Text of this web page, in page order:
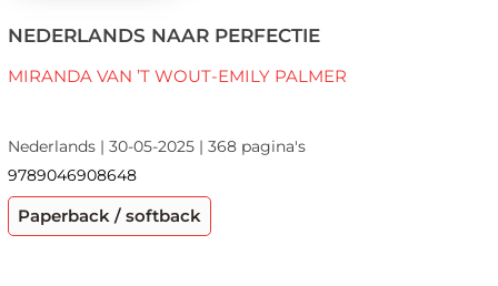
NEDERLANDS NAAR PERFECTIE
MIRANDA VAN ’T WOUT-EMILY PALMER
Nederlands | 30-05-2025 | 368 pagina's
9789046908648
Paperback / softback